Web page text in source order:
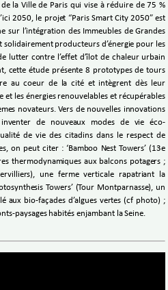
la Ville de Paris qui vise à réduire de 75 %
2050, le projet “Paris Smart City 2050” est
sur l’intégration des Immeubles de Grandes
solidairement producteurs d’énergie pour les
lutter contre l’effet d’îlot de chaleur urbain
cette étude présente 8 prototypes de tours
au coeur de la cité et intègrent dès leur
les énergies renouvelables et récupérables
novateurs. Vers de nouvelles innovations
de nouveaux modes de vie éco-
de vie des citadins dans le respect de
on peut citer : ‘Bamboo Nest Towers’ (13e
thermodynamiques aux balcons potagers ;
une ferme verticale rapatriant la
Towers’ (Tour Montparnasse), un
aux bio-façades d’algues vertes (cf photo) ;
paysages habités enjambant la Seine.